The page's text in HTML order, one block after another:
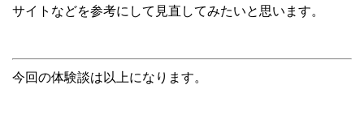
サイトなどを参考にして見直してみたいと思います。
今回の体験談は以上になります。